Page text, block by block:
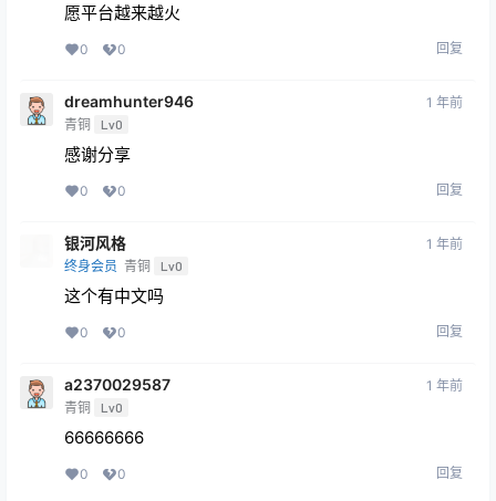
愿平台越来越火
0 0 回复
dreamhunter946
青铜 Lv0
1 年前
感谢分享
0 0 回复
银河风格
终身会员 青铜 Lv0
1 年前
这个有中文吗
0 0 回复
a2370029587
青铜 Lv0
1 年前
66666666
0 0 回复